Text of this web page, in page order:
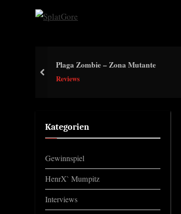
a
r
e
Plaga Zombie – Zona Mutante
Reviews
prev
Kategorien
Gewinnspiel
HenrX` Mumpitz
Interviews